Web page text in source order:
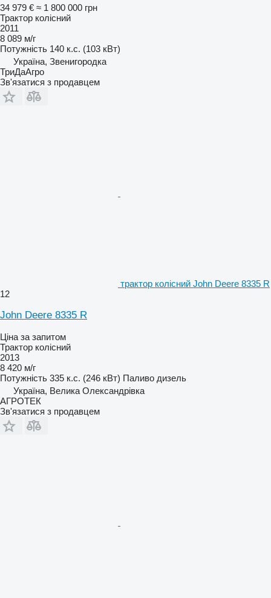
34 979 € ≈ 1 800 000 грн
Трактор колісний
2011
8 089 м/г
Потужність 140 к.с. (103 кВт)
Україна, Звенигородка
ТриДаАгро
Зв'язатися з продавцем
трактор колісний John Deere 8335 R
12
John Deere 8335 R
Ціна за запитом
Трактор колісний
2013
8 420 м/г
Потужність 335 к.с. (246 кВт) Паливо дизель
Україна, Велика Олександрівка
АГРОТЕК
Зв'язатися з продавцем